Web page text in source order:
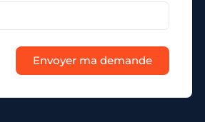
Envoyer ma demande